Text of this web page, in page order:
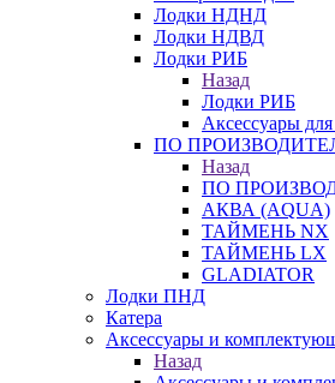
Лодки НДНД
Лодки НДВД
Лодки РИБ
Назад
Лодки РИБ
Аксессуары
ПО
Назад
ПО
АКВА (AQUA)
ТАЙМЕНЬ NX
ТАЙМЕНЬ LX
GLADIATOR
Лодки ПНД
Катера
Аксессуары и
Назад